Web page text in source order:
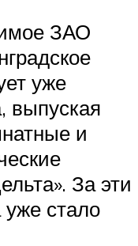
ЗАО
уже
выпуская
и
За эти
стало